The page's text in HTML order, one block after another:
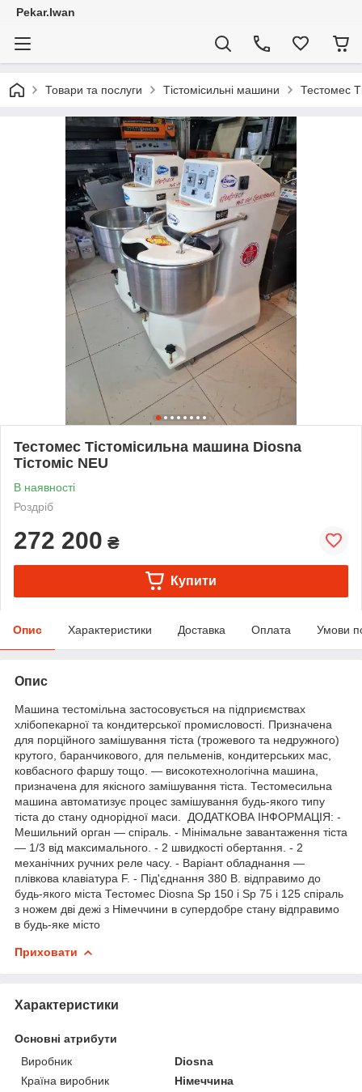
Pekar.Iwan
Товари та послуги Тістомісильні машини Тестомес
Тестомес Тістомісильна машина Diosna
Тістоміс NEU
В наявності
Роздріб
272 200 ₴
Купити
Опис Характеристики Доставка Оплата Умови
Опис
Машина тестомільна застосовується на підприємствах
хлібопекарної та кондитерської промисловості. Призначена
для порційного замішування тіста (трожевого та недружного)
крутого, баранчикового, для пельменів, кондитерських мас,
ковбасного фаршу тощо. — високотехнологічна машина,
призначена для якісного замішування тіста. Тестомесильна
машина автоматизує процес замішування будь-якого типу
тіста до стану однорідної маси. ДОДАТКОВА ІНФОРМАЦІЯ: -
Мешильний орган — спіраль. - Мінімальне завантаження тіста
— 1/3 від максимального. - 2 швидкості обертання. - 2
механічних ручних реле часу. - Варіант обладнання —
плівкова клавіатура F. - Під'єднання 380 В. відправимо до
будь-якого міста Тестомес Diosna Sp 150 і Sp 75 і 125 спіраль
з ножем дві дежі з Німеччини в супердобре стану відправимо
в будь-яке місто
Приховати
Характеристики
Основні атрибути
Виробник
Diosna
Країна виробник
Німеччина